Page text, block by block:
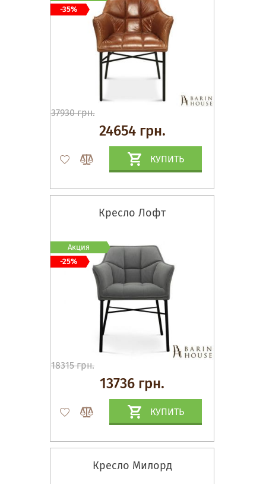
37930 грн.
24654 грн.
КУПИТЬ
-35%
Кресло Лофт
18315 грн.
13736 грн.
КУПИТЬ
Акция
-25%
Кресло Милорд